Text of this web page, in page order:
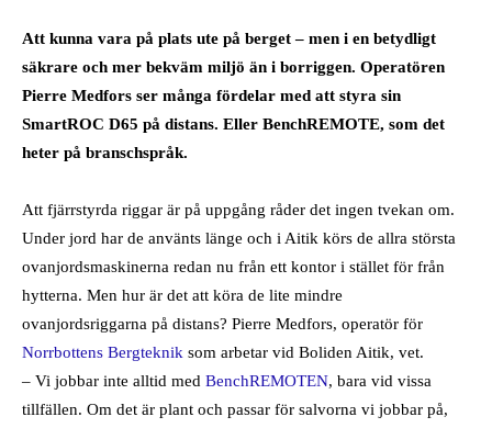
Att kunna vara på plats ute på berget – men i en betydligt
säkrare och mer bekväm miljö än i borriggen. Operatören
Pierre Medfors ser många fördelar med att styra sin
SmartROC D65 på distans. Eller BenchREMOTE, som det
heter på branschspråk.
Att fjärrstyrda riggar är på uppgång råder det ingen tvekan om.
Under jord har de använts länge och i Aitik körs de allra största
ovanjordsmaskinerna redan nu från ett kontor i stället för från
hytterna. Men hur är det att köra de lite mindre
ovanjordsriggarna på distans? Pierre Medfors, operatör för
Norrbottens Bergteknik som arbetar vid Boliden Aitik, vet.
– Vi jobbar inte alltid med BenchREMOTEN, bara vid vissa
tillfällen. Om det är plant och passar för salvorna vi jobbar på,